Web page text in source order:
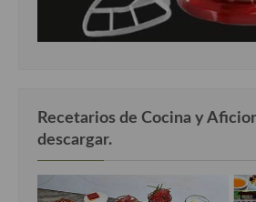
Recetarios de Cocina y
descargar.